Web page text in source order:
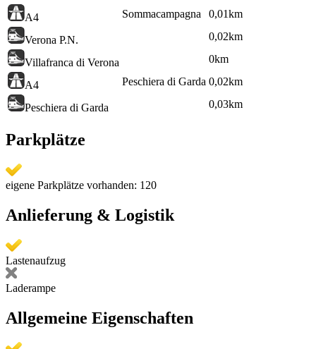
A4 Sommacampagna 0,01km
Verona P.N. 0,02km
Villafranca di Verona 0km
A4 Peschiera di Garda 0,02km
Peschiera di Garda 0,03km
Parkplätze
eigene Parkplätze vorhanden: 120
Anlieferung & Logistik
Lastenaufzug
Laderampe
Allgemeine Eigenschaften